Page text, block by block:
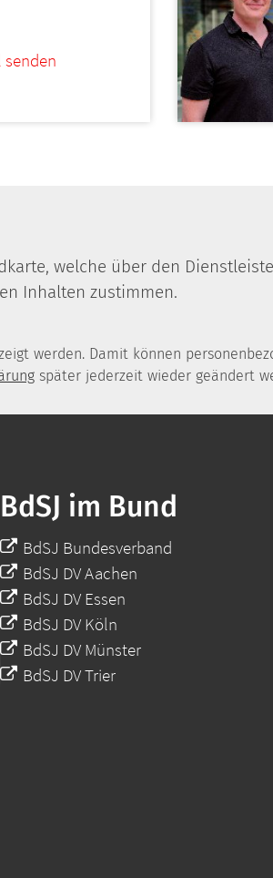
senden
welche über den
Inhalten zustimmen.
werden. Damit können
später jederzeit wieder geändert
BdSJ im Bund
BdSJ Bundesverband
BdSJ DV Aachen
BdSJ DV Essen
BdSJ DV Köln
BdSJ DV Münster
BdSJ DV Trier